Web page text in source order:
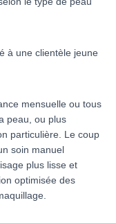
à une clientèle jeune
mensuelle ou tous
peau, ou plus
particulière. Le coup
soin manuel
plus lisse et
optimisée des